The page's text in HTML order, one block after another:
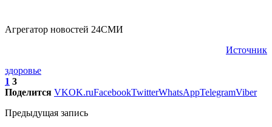
Агрегатор новостей 24СМИ
Источник
здоровье
1 3
Поделится VKOK.ruFacebookTwitterWhatsAppTelegramViber
Предыдущая запись